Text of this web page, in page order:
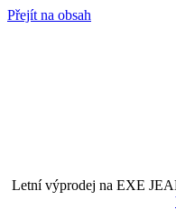
Přejít na obsah
Letní výprodej na EXE